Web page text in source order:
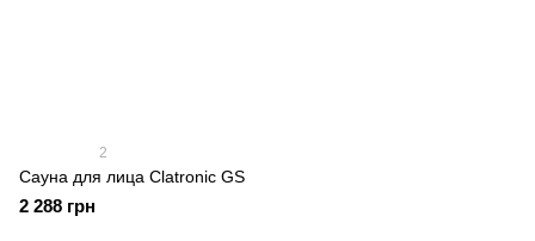
2
Сауна для лица Clatronic GS
2 288 грн